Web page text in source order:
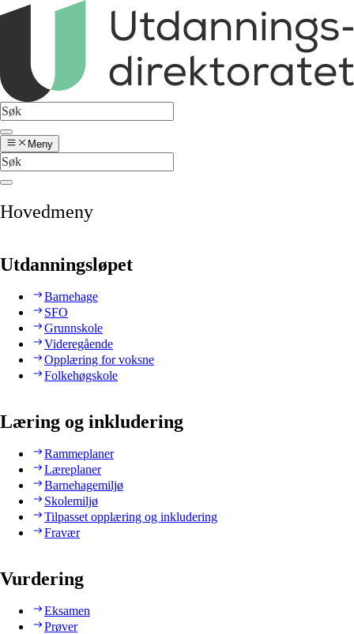
Meny
Hovedmeny
Utdanningsløpet
Barnehage
SFO
Grunnskole
Videregående
Opplæring for voksne
Folkehøgskole
Læring og inkludering
Rammeplaner
Læreplaner
Barnehagemiljø
Skolemiljø
Tilpasset opplæring og inkludering
Fravær
Vurdering
Eksamen
Prøver